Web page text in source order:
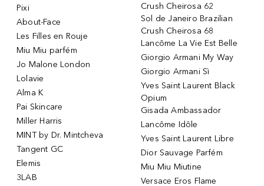
Pixi
About-Face
Les Filles en Rouje
Miu Miu parfém
Jo Malone London
Lolavie
Alma K
Pai Skincare
Miller Harris
MINT by Dr. Mintcheva
Tangent GC
Elemis
3LAB
Crush Cheirosa 62
Sol de Janeiro Brazilian
Crush Cheirosa 68
Lancôme La Vie Est Belle
Giorgio Armani My Way
Giorgio Armani Sì
Yves Saint Laurent Black
Opium
Gisada Ambassador
Lancôme Idôle
Yves Saint Laurent Libre
Dior Sauvage Parfém
Miu Miu Miutine
Versace Eros Flame